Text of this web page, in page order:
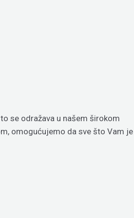
se odražava u našem širokom
omogućujemo da sve što Vam je